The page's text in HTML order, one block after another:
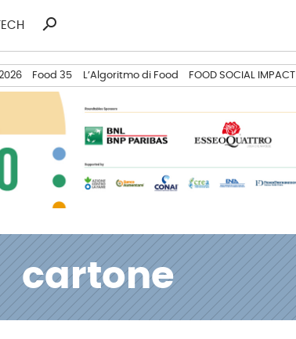
TECH
Ricerca
search
Food 35 L’Algoritmo di Food FOOD SOCIAL IMPACT
cartone